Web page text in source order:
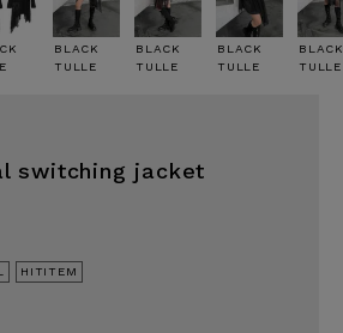
BLACK
TULLE
BLACK
TULLE
BLACK
TULLE
BLACK
TULLE
switching jacket
HITITEM